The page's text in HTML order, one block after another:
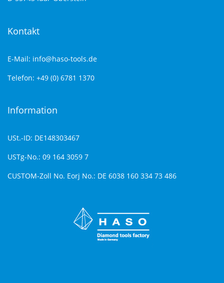
Kontakt
E-Mail: info@haso-tools.de
Telefon: +49 (0) 6781 1370
Information
USt.-ID: DE148303467
USTg-No.: 09 164 3059 7
CUSTOM-Zoll No. Eorj No.: DE 6038 160 334 73 486